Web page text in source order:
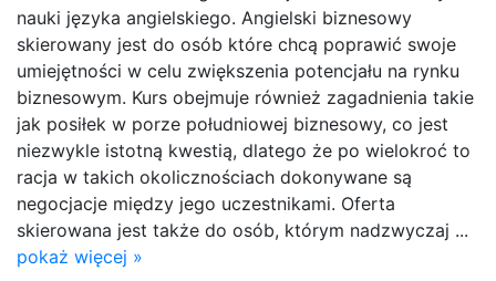
nauki języka angielskiego. Angielski biznesowy
skierowany jest do osób które chcą poprawić swoje
umiejętności w celu zwiększenia potencjału na rynku
biznesowym. Kurs obejmuje również zagadnienia takie
jak posiłek w porze południowej biznesowy, co jest
niezwykle istotną kwestią, dlatego że po wielokroć to
racja w takich okolicznościach dokonywane są
negocjacje między jego uczestnikami. Oferta
skierowana jest także do osób, którym nadzwyczaj ...
pokaż więcej »